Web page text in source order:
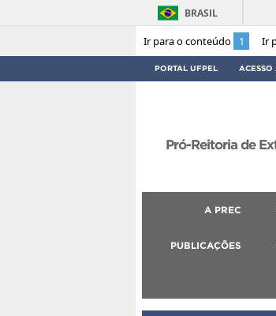
Ir para o conteúdo 1 Ir
BRASIL
PORTAL UFPEL
Pró-Reitoria de
A PREC
PUBLICAÇÕES